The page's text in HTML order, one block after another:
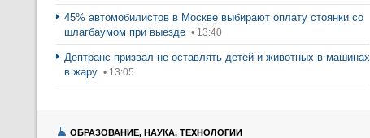
45% автомобилистов в Москве выбирают оплату стоянки со
шлагбаумом при выезде • 13:40
Дептранс призвал не оставлять детей и животных в машинах
в жару • 13:05
ОБРАЗОВАНИЕ, НАУКА, ТЕХНОЛОГИИ